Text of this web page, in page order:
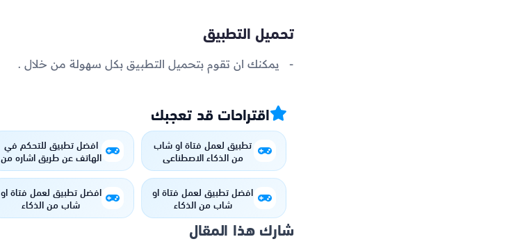
تحميل التطبيق
يمكنك ان تقوم بتحميل التطبيق بكل سهولة من خلال .
اقتراحات قد تعجبك
تطبيق لعمل فتاة او شاب
من الذكاء الاصطناعي
افضل تطبيق للتحكم في
الهاتف عن طريق اشاره من
اليد !!
افضل تطبيق لعمل فتاة او
شاب من الذكاء
الاصطناعي
افضل تطبيق لعمل فتاة او
شاب من الذكاء
الاصطناعي
شارك هذا المقال